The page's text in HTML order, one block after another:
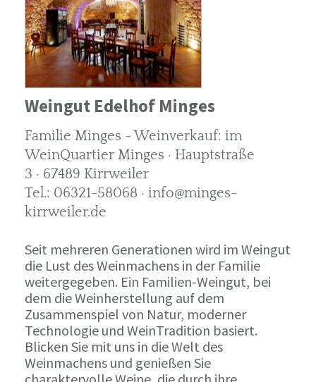
Weingut Edelhof Minges
Familie Minges - Weinverkauf: im
WeinQuartier Minges · Hauptstraße
3 · 67489 Kirrweiler
Tel.: 06321-58068 · info@minges-
kirrweiler.de
Seit mehreren Generationen wird im Weingut
die Lust des Weinmachens in der Familie
weitergegeben. Ein Familien-Weingut, bei
dem die Weinherstellung auf dem
Zusammenspiel von Natur, moderner
Technologie und WeinTradition basiert.
Blicken Sie mit uns in die Welt des
Weinmachens und genießen Sie